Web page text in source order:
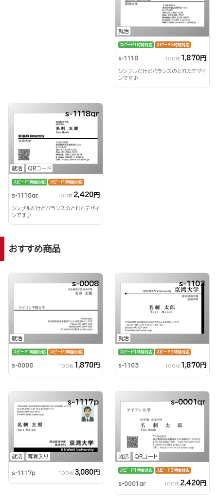
就活
スピード1時間対応 スピード3時間対応
s-1118 100枚 1,870円
シンプルだけどバランスのとれたデザイ
ンです♪
就活 QRコード
s-1118qr
スピード1時間対応 スピード3時間対応
s-1118qr 100枚 2,420円
シンプルだけどバランスのとれたデザイ
ンです♪
おすすめ商品
就活
s-0008
スピード1時間対応 スピード3時間対応
s-0008 100枚 1,870円
就活
s-1103
スピード1時間対応 スピード3時間対応
s-1103 100枚 1,870円
就活 写真入り
s-1117p
s-1117p 100枚 3,080円
就活 QRコード
s-0001qr
スピード1時間対応 スピード3時間対応
s-0001qr 100枚 2,420円